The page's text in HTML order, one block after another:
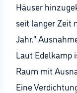
Häuser
seit langer Zeit
Jahr.“
Laut Edelkamp
Raum mit
Eine